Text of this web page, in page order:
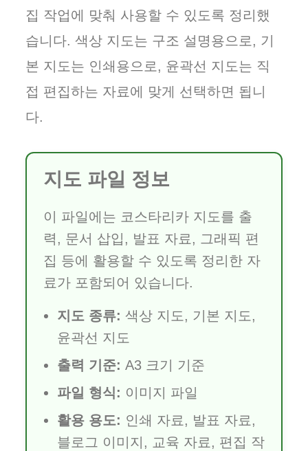
집 작업에 맞춰 사용할 수 있도록 정리했
습니다. 색상 지도는 구조 설명용으로, 기
본 지도는 인쇄용으로, 윤곽선 지도는 직
접 편집하는 자료에 맞게 선택하면 됩니
다.
지도 파일 정보
이 파일에는 코스타리카 지도를 출
력, 문서 삽입, 발표 자료, 그래픽 편
집 등에 활용할 수 있도록 정리한 자
료가 포함되어 있습니다.
지도 종류: 색상 지도, 기본 지도,
윤곽선 지도
출력 기준: A3 크기 기준
파일 형식: 이미지 파일
활용 용도: 인쇄 자료, 발표 자료,
블로그 이미지, 교육 자료, 편집 작